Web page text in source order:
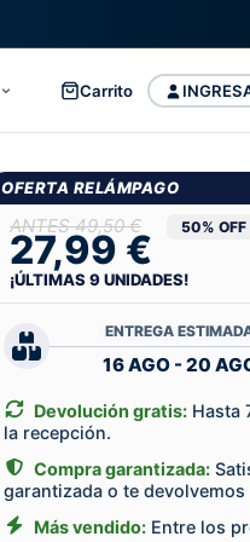
Carrito
OFERTA RELÁMPAGO
49,50 €
27,99 € 50% OFF
¡ÚLTIMAS9UNIDADES!
ENTREGA
16 AGO - 20
Devolución gratis: Hasta
la recepción.
Compra garantizada:
garantizada o te
Más vendido: Entre los